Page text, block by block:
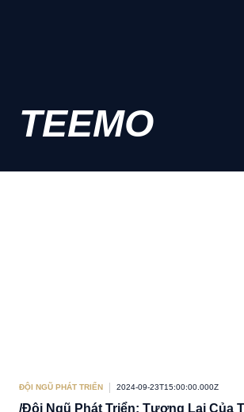
TEEMO
ĐỘI NGŨ PHÁT TRIỂN 2024-09-23T15:00:00.000Z
/Đội Ngũ Phát Triển: Tương Lai Của